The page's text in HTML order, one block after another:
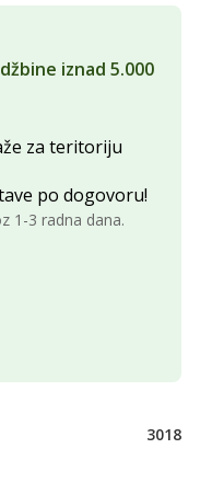
iznad 5.000
za teritoriju
po dogovoru!
1-3 radna dana.
3018